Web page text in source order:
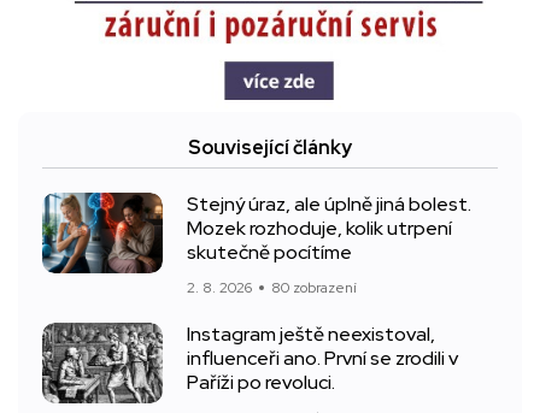
Související články
Stejný úraz, ale úplně jiná bolest.
Mozek rozhoduje, kolik utrpení
skutečně pocítíme
2. 8. 2026 80 zobrazení
Instagram ještě neexistoval,
influenceři ano. První se zrodili v
Paříži po revoluci.